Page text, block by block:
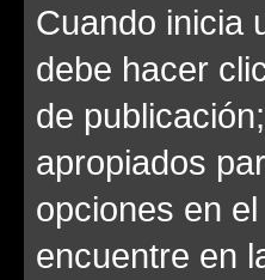
Cuando inicia
debe hacer
de
apropiados
opciones en
encuentre en